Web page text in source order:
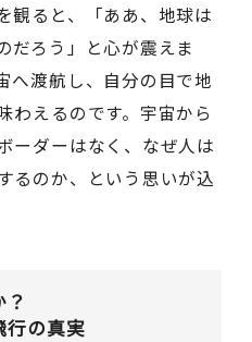
観ると、「ああ、地球は
だろう」と心が震えま
へ渡航し、自分の目で地
わえるのです。宇宙から
ーダーはなく、なぜ人は
るのか、という思いが込
行の真実